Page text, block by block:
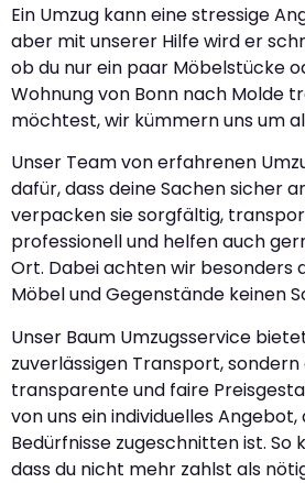
Ein Umzug kann eine stressige
aber mit unserer Hilfe wird er
ob du nur ein paar Möbelstücke
Wohnung von Bonn nach Molde
möchtest, wir kümmern uns um
Unser Team von erfahrenen
dafür, dass deine Sachen sicher
verpacken sie sorgfältig,
professionell und helfen auch
Ort. Dabei achten wir besonders
Möbel und Gegenstände keinen
Unser Baum Umzugsservice
zuverlässigen Transport, sondern
transparente und faire
von uns ein individuelles
Bedürfnisse zugeschnitten ist. So
dass du nicht mehr zahlst als